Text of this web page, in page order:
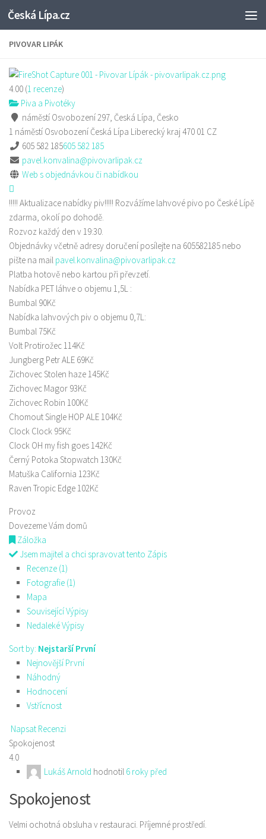
Skip to content
Česká Lípa.cz
PIVOVAR LIPÁK
4.00 (1 recenze)
Piva a Pivotéky
náměstí Osvobození 297, Česká Lípa, Česko
1 náměstí Osvobození Česká Lípa Liberecký kraj470 01 CZ
605 582 185605 582 185
pavel.konvalina@pivovarlipak.cz
Web s objednávkou či nabídkou
!!!!! Aktualizace nabídky piv!!!!! Rozvážíme lahvové pivo po České Lípě
zdarma, okolí po dohodě.
Rozvoz každý den v 19:30.
Objednávky včetně adresy doručení posílejte na 605582185 nebo
pište na mail pavel.konvalina@pivovarlipak.cz
Platba hotově nebo kartou při převzetí.
Nabídka PET láhve o objemu 1,5L :
Bumbal 90Kč
Nabídka lahvových piv o objemu 0,7L:
Bumbal 75Kč
Volt Protirožec 114Kč
Jungberg Petr ALE 69Kč
Zichovec Stolen haze 145Kč
Zichovec Magor 93Kč
Zichovec Robin 100Kč
Chomout Single HOP ALE 104Kč
Clock Clock 95Kč
Clock OH my fish goes 142Kč
Černý Potoka Stopwatch 130Kč
Matuška California 123Kč
Raven Tropic Edge 102Kč
Provoz
Dovezeme Vám domů
Záložka
Jsem majitel a chci spravovat tento Zápis
Recenze (1)
Fotografie (1)
Mapa
Související Výpisy
Nedaleké Výpisy
Sort by: Nejstarší První
Nejnovější První
Náhodný
Hodnocení
Vstřícnost
Napsat Recenzi
Spokojenost
4.0
Lukáš Arnold hodnotil 6 roky před
Spokojenost
Velmi ochotná obsluha v restauraci. Příjemné prostředí.